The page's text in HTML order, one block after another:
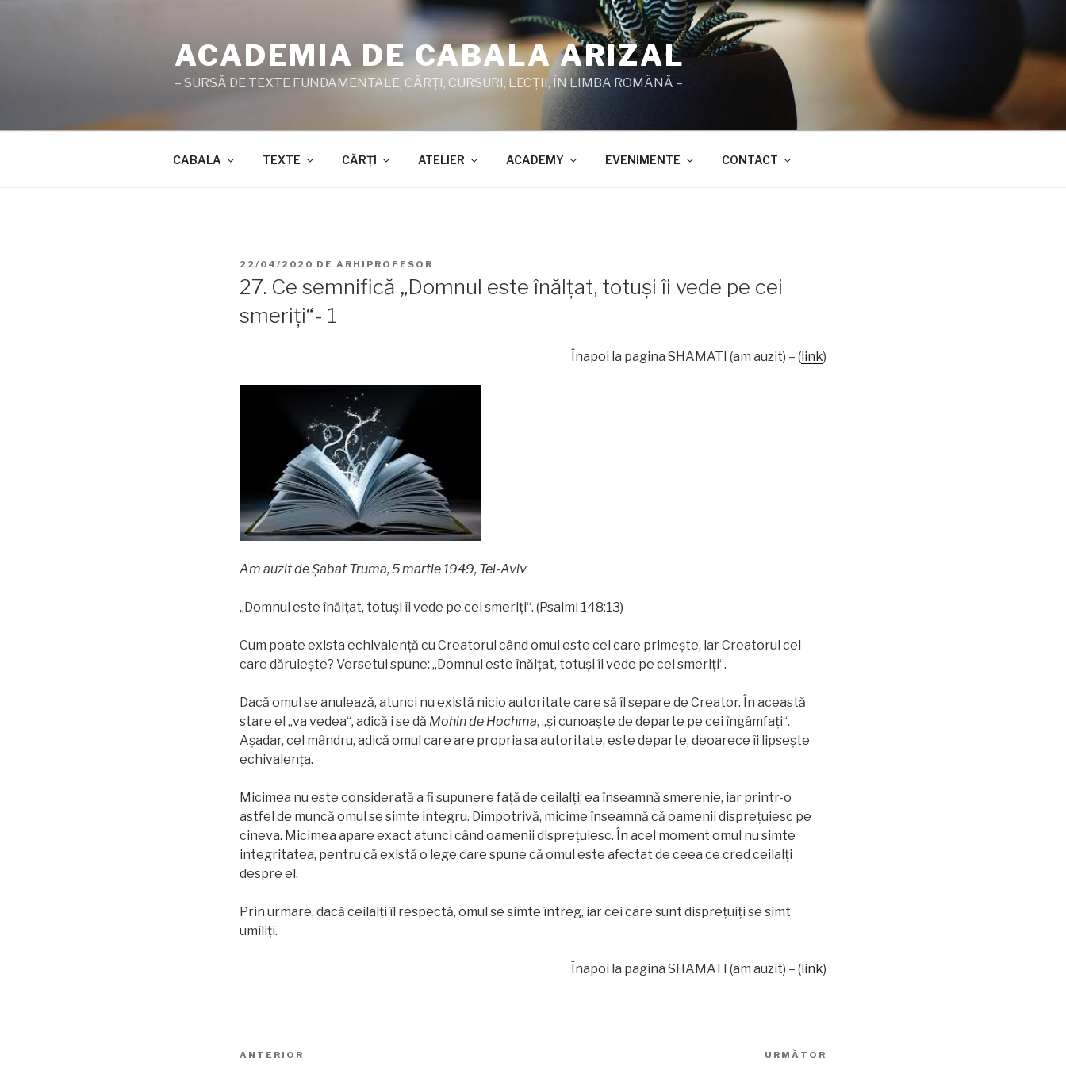
ACADEMIA DE CABALA ARIZAL
– SURSĂ DE TEXTE FUNDAMENTALE, CĂRŢI, CURSURI, LECŢII, ÎN LIMBA ROMÂNĂ –
CABALA TEXTE CĂRŢI ATELIER ACADEMY EVENIMENTE CONTACT
PUBLICAT
22/04/2020 DE ARHIPROFESOR
27. Ce semnifică „Domnul este înălţat, totuşi îi vede pe cei
smeriţi“- 1
Înapoi la pagina SHAMATI (am auzit) – ( link)
Am auzit de Șabat Truma, 5 martie 1949, Tel-Aviv
„Domnul este înălţat, totuşi îi vede pe cei smeriţi“. (Psalmi 148:13)
Cum poate exista echivalenţă cu Creatorul când omul este cel care primeşte, iar Creatorul cel
care dăruieşte? Versetul spune: „Domnul este înălţat, totuşi îi vede pe cei smeriţi“.
Dacă omul se anulează, atunci nu există nicio autoritate care să îl separe de Creator. În această
stare el „va vedea“, adică i se dă Mohin de Hochma, „şi cunoaşte de departe pe cei îngâmfaţi“.
Aşadar, cel mândru, adică omul care are propria sa autoritate, este departe, deoarece îi lipseşte
echivalenţa.
Micimea nu este considerată a fi supunere faţă de ceilalţi; ea înseamnă smerenie, iar printr-o
astfel de muncă omul se simte integru. Dimpotrivă, micime înseamnă că oamenii dispreţuiesc pe
cineva. Micimea apare exact atunci când oamenii dispreţuiesc. În acel moment omul nu simte
integritatea, pentru că există o lege care spune că omul este afectat de ceea ce cred ceilalţi
despre el.
Prin urmare, dacă ceilalţi îl respectă, omul se simte întreg, iar cei care sunt dispreţuiţi se simt
umiliţi.
Înapoi la pagina SHAMATI (am auzit) – ( link)
Navigare
Articolul
ANTERIOR URMĂTOR